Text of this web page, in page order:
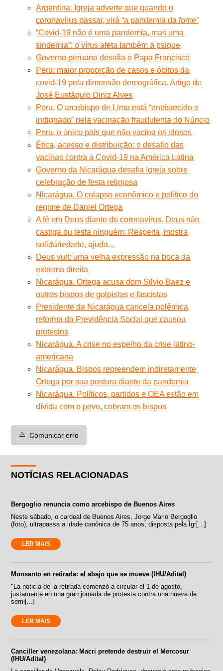
Argentina. Igreja adverte que quando o
coronavírus passar, virá “a pandemia da fome”
“Covid-19 não é uma pandemia, mas uma
sindemia”: o vírus afeta também a psique
Governo peruano desafia o Papa Francisco
Peru: maior proporção de casos e óbitos da
covid-19 pela dimensão demográfica. Artigo de
José Eustáquio Diniz Alves
Peru. O arcebispo de Lima está “entristecido e
indignado” pela vacinação fraudulenta do Núncio
Peru, o único país que não vacina os idosos
Ética, acesso e distribuição: o desafio das
vacinas contra a Covid-19 na América Latina
Governo da Nicarágua desafia Igreja sobre
celebração de festa religiosa
Nicarágua. O colapso econômico e político do
regime de Daniel Ortega
A fé em Deus diante do coronavírus. Deus não
castiga ou testa ninguém: Respeita, mostra
solidariedade, ajuda...
Deus vult: uma velha expressão na boca da
extrema direita
Nicarágua. Ortega acusa dom Silvio Baez e
outros bispos de golpistas e fascistas
Presidente da Nicarágua cancela polêmica
reforma da Previdência Social que causou
protestos
Nicarágua. A crise no espelho da crise latino-
americana
Nicarágua. Bispos repreendem indiretamente
Ortega por sua postura diante da pandemia
Nicarágua. Políticos, partidos e OEA estão em
dívida com o povo, cobram os bispos
⚠️ Comunicar erro
NOTÍCIAS RELACIONADAS
Bergoglio renuncia como arcebispo de Buenos Aires
Neste sábado, o cardeal de Buenos Aires, Jorge Mario Bergoglio
(foto), ultrapassa a idade canônica de 75 anos, disposta pela Igr[...]
LER MAIS
Monsanto en retirada: el abajo que se mueve (IHU/Adital)
"La noticia de la retirada comenzó a circular el 1 de agosto,
justamente en una gran jornada de protesta contra una nueva de
semi[...]
LER MAIS
Canciller venezolana: Macri pretende destruir el Mercosur
(IHU/Adital)